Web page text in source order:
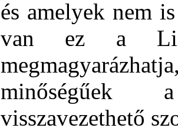
és amelyek nem
van ez a
minőségűek a
visszavezethető